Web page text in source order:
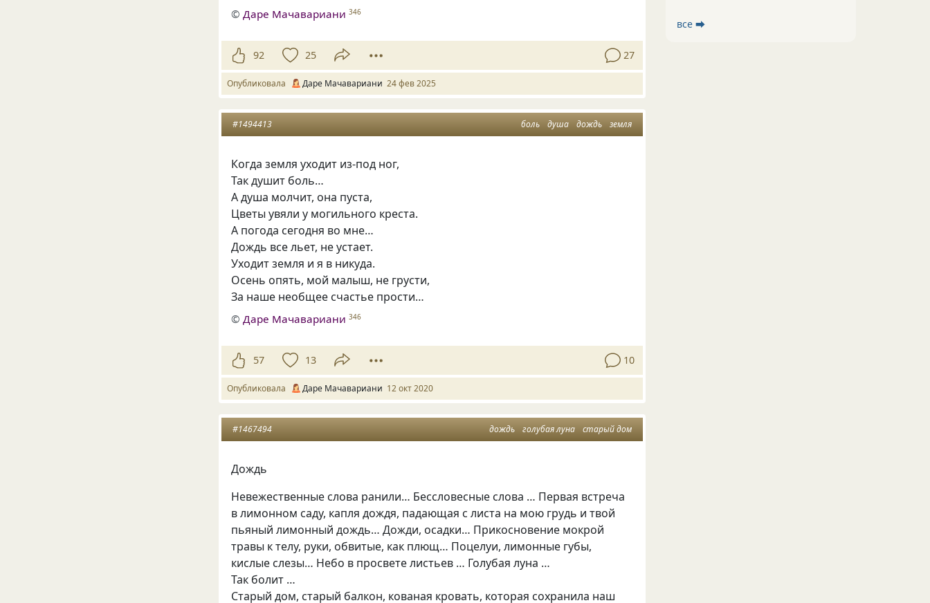
© Даре Мачавариани 346
92 25 27
Опубликовала Даре Мачавариани 24 фев 2025
боль душа дождь земля
#1494413
Когда земля уходит из-под ног,
Так душит боль…
А душа молчит, она пуста,
Цветы увяли у могильного креста.
А погода сегодня во мне…
Дождь все льет, не устает.
Уходит земля и я в никуда.
Осень опять, мой малыш, не грусти,
За наше необщее счастье прости…
©Даре Мачавариани 346
57 13 10
Опубликовала Даре Мачавариани 12 окт 2020
дождь голубая луна старый дом
#1467494
Дождь
Невежественные слова ранили… Бессловесные слова … Первая встреча
в лимонном саду, капля дождя, падающая с листа на мою грудь и твой
пьяный лимонный дождь… Дожди, осадки… Прикосновение мокрой
травы к телу, руки, обвитые, как плющ… Поцелуи, лимонные губы,
кислые слезы… Небо в просвете листьев … Голубая луна …
Так болит …
Старый дом, старый балкон, кованая кровать, которая сохранила наш
все ⮕